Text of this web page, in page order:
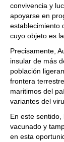
convivencia y
apoyarse en
establecimiento
cuyo objeto es
Precisamente,
insular de más
población
frontera
maritimos del
variantes del
En este
vacunado y
en esta